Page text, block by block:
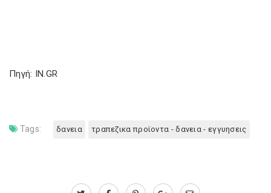
Πηγή: IN.GR
Tags: δανεια τραπεζικα προϊοντα - δανεια - εγγυησεις